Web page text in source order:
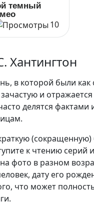
темный
10
Хантингтон
в которой были как
и
делятся
к чтению серий
фото в разном
дату его
что может